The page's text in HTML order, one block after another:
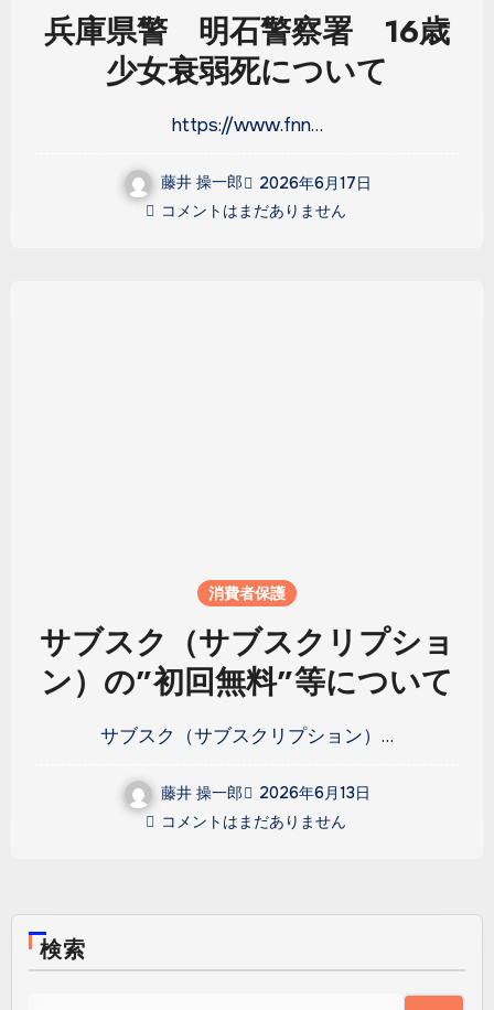
兵庫県警 明石警察署 16歳
少女衰弱死について
https://www.fnn…
藤井 操一郎
2026年6月17日
コメントはまだありません
消費者保護
サブスク（サブスクリプショ
ン）の”初回無料”等について
サブスク（サブスクリプション）…
藤井 操一郎
2026年6月13日
コメントはまだありません
検索